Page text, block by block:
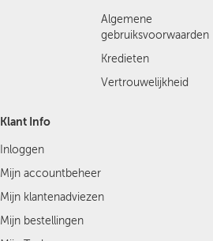
Algemene
gebruiksvoorwaarden
Kredieten
Vertrouwelijkheid
Klant Info
Inloggen
Mijn accountbeheer
Mijn klantenadviezen
Mijn bestellingen